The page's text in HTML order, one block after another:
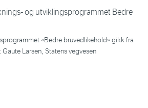
«Bedre bruvedlikehold» gikk fra
Gaute Larsen, Statens vegvesen